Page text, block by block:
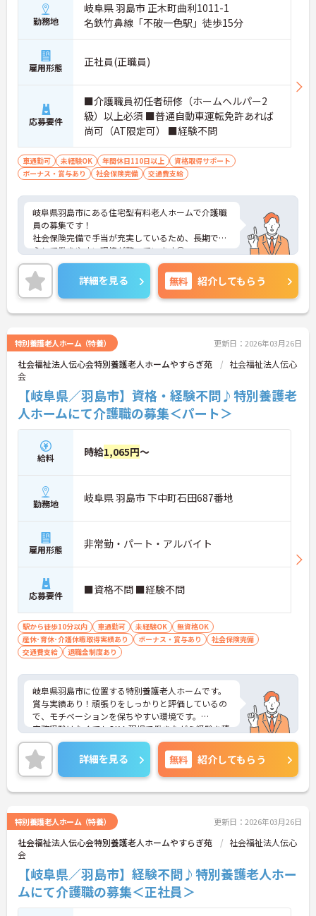
勤務地
岐阜県 羽島市 正木町曲利1011-1
名鉄竹鼻線「不破一色駅」徒歩15分
雇用形態 正社員(正職員)
応募要件
■介護職員初任者研修（ホームヘルパー2
級）以上必須 ■普通自動車運転免許あれば
尚可（AT限定可） ■経験不問
車通勤可 未経験OK 年間休日110日以上
資格取得サポート
ボーナス・賞与あり
社会保険完備 交通費支給
岐阜県羽島市にある住宅型有料老人ホームで介護職
員の募集です！
社会保険完備で手当が充実しているため、長期で安
心して働きやすい環境が整っています◎
また、昇給と賞与実績があり、あなたの頑張りがし
っかり評価され、やりがいを持ってお仕事ができま
す！
ご興味ある方は面接ポイントをお伝えしますので、
お気軽にご連絡ください。
詳細を見る 無料 紹介してもらう
特別養護老人ホーム（特養） 更新日：2026年03月26日
社会福祉法人伝心会特別養護老人ホームやすらぎ苑
社会福祉法人伝心
会
【岐阜県／羽島市】資格・経験不問♪特別養護老
人ホームにて介護職の募集＜パート＞
給料 時給1,065円～
勤務地 岐阜県 羽島市 下中町石田687番地
雇用形態 非常勤・パート・アルバイト
応募要件 ■資格不問 ■経験不問
駅から徒歩10分以内 車通勤可 未経験OK
無資格OK
産休･育休･介護休暇取得実績あり
ボーナス・賞与あり
社会保険完備
交通費支給
退職金制度あり
岐阜県羽島市に位置する特別養護老人ホームです。
賞与実績あり！頑張りをしっかりと評価しているの
で、モチベーションを保ちやすい環境です。
実務経験はなくてもOK！現場で働きながら経験を積
んでいくことができます。
ご興味をお持ちの方はお気軽にお問い合わせくださ
い。
詳細を見る 無料 紹介してもらう
特別養護老人ホーム（特養） 更新日：2026年03月26日
社会福祉法人伝心会特別養護老人ホームやすらぎ苑
社会福祉法人伝心
会
【岐阜県／羽島市】経験不問♪特別養護老人ホー
ムにて介護職の募集＜正社員＞